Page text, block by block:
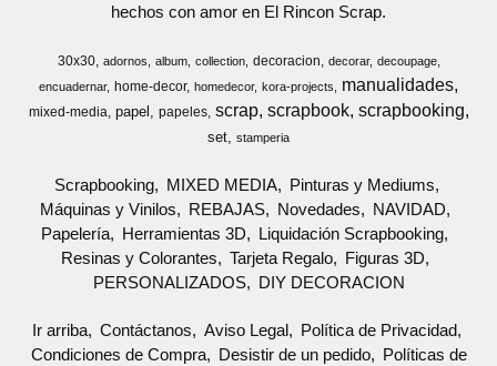
hechos con amor en El Rincon Scrap.
30x30 adornos album collection decoracion decorar
decoupage
encuadernar
home-decor homedecor kora-projects manualidades
mixed-media papel papeles scrap scrapbook scrapbooking
set stamperia
Scrapbooking MIXED MEDIA
Pinturas y Mediums
Máquinas y Vinilos
REBAJAS Novedades
NAVIDAD
Papelería
Herramientas 3D
Liquidación Scrapbooking
Resinas y Colorantes
Tarjeta Regalo
Figuras 3D
PERSONALIZADOS
DIY DECORACION
Ir arriba Contáctanos Aviso Legal
Política de Privacidad
Condiciones de Compra
Desistir de un pedido
Políticas de